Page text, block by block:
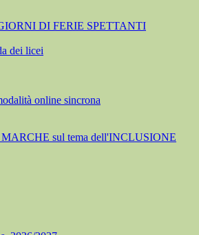
DI FERIE SPETTANTI
dei licei
online sincrona
sul tema dell'INCLUSIONE